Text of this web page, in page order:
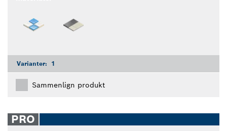
Varianter: 1
Sammenlign produkt
PRO